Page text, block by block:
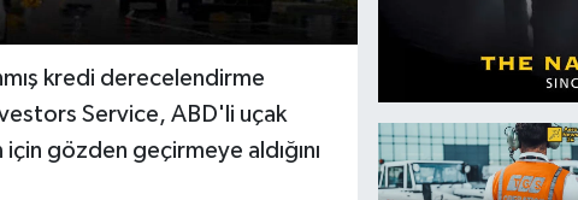
kredi derecelendirme
Service, ABD'li uçak
gözden geçirmeye aldığını